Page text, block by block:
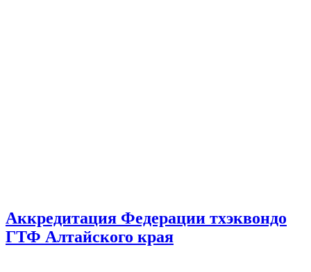
Аккредитация Федерации тхэквондо
ГТФ Алтайского края